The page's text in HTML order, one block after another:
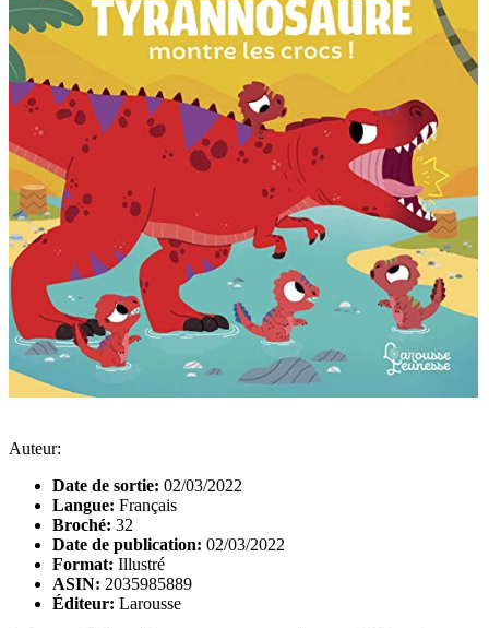
Auteur:
Date de sortie: 02/03/2022
Langue: Français
Broché: 32
Date de publication: 02/03/2022
Format: Illustré
ASIN: 2035985889
Éditeur: Larousse